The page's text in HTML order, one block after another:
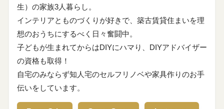
生）の家族3人暮らし。
インテリアとものづくりが好きで、築古賃貸住まいを理
想のおうちにするべく日々奮闘中。
子どもが生まれてからはDIYにハマり、DIYアドバイザー
の資格も取得！
自宅のみならず知人宅のセルフリノベや家具作りのお手
伝いをしています。